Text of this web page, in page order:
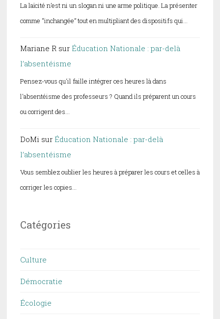
La laïcité n’est ni un slogan ni une arme politique. La présenter
comme “inchangée” tout en multipliant des dispositifs qui…
Mariane R sur Éducation Nationale : par-delà
l’absentéisme
Pensez-vous qu'il faille intégrer ces heures là dans
l'absentéisme des professeurs ? Quand ils préparent un cours
ou corrigent des…
DoMi sur Éducation Nationale : par-delà
l’absentéisme
Vous semblez oublier les heures à préparer les cours et celles à
corriger les copies…
Catégories
Culture
Démocratie
Écologie